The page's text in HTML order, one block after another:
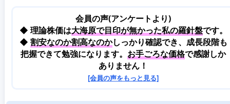
会員の声(アンケートより)
◆ 理論株価は大海原で目印が無かった私の羅針盤です。
◆ 割安なのか割高なのかしっかり確認でき、成長段階も
把握できて勉強になります。 お手ごろな価格で感謝しか
ありません！
[会員の声をもっと見る]